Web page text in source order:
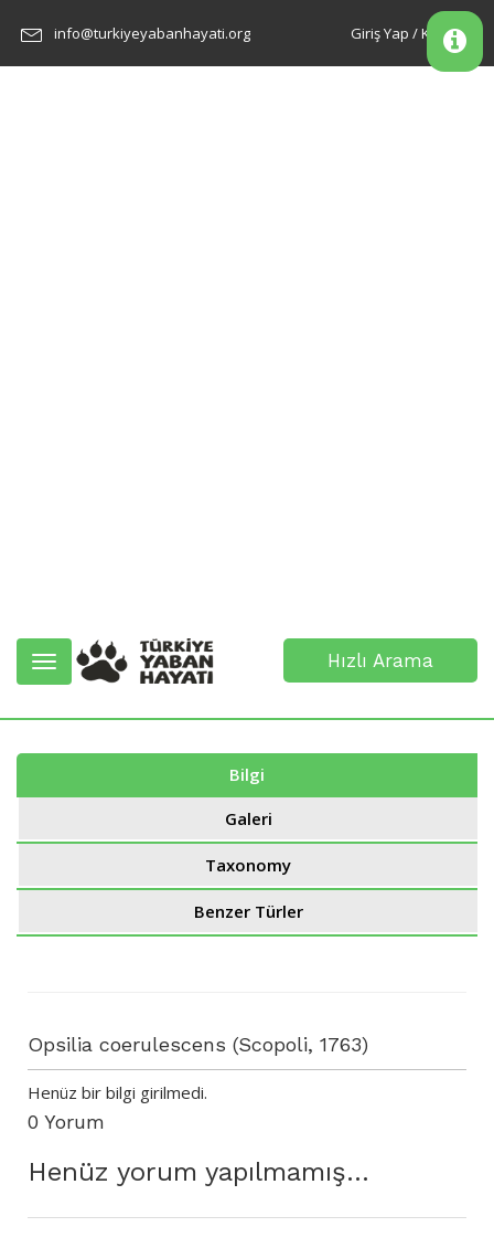
info@turkiyeyabanhayati.org Giriş Yap / Kayıt Ol
Toggle
navigation
Hızlı Arama
Bilgi
Galeri
Taxonomy
Benzer Türler
Opsilia coerulescens (Scopoli, 1763)
Henüz bir bilgi girilmedi.
0 Yorum
Henüz yorum yapılmamış...